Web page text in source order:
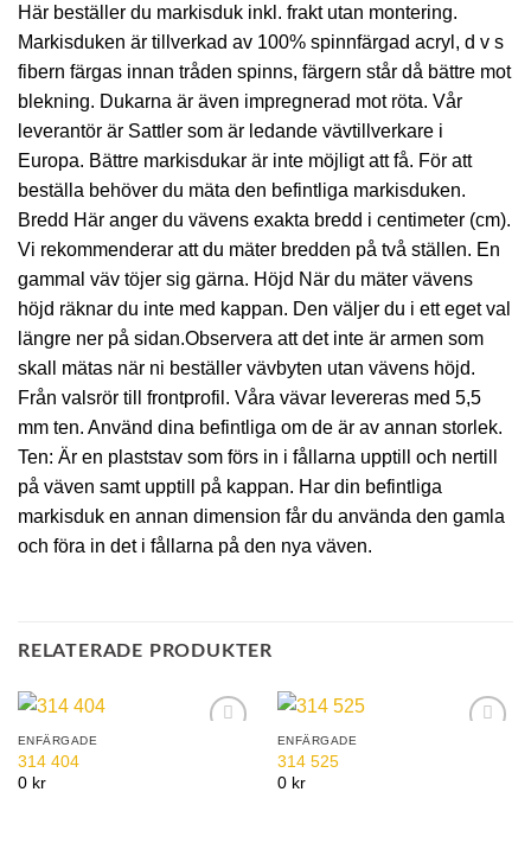
Här beställer du markisduk inkl. frakt utan montering.
Markisduken är tillverkad av 100% spinnfärgad acryl, d v s
fibern färgas innan tråden spinns, färgern står då bättre mot
blekning. Dukarna är även impregnerad mot röta. Vår
leverantör är Sattler som är ledande vävtillverkare i
Europa. Bättre markisdukar är inte möjligt att få. För att
beställa behöver du mäta den befintliga markisduken.
Bredd Här anger du vävens exakta bredd i centimeter (cm).
Vi rekommenderar att du mäter bredden på två ställen. En
gammal väv töjer sig gärna. Höjd När du mäter vävens
höjd räknar du inte med kappan. Den väljer du i ett eget val
längre ner på sidan.Observera att det inte är armen som
skall mätas när ni beställer vävbyten utan vävens höjd.
Från valsrör till frontprofil. Våra vävar levereras med 5,5
mm ten. Använd dina befintliga om de är av annan storlek.
Ten: Är en plaststav som förs in i fållarna upptill och nertill
på väven samt upptill på kappan. Har din befintliga
markisduk en annan dimension får du använda den gamla
och föra in det i fållarna på den nya väven.
RELATERADE PRODUKTER
ENFÄRGADE
314 404
0 kr
ENFÄRGADE
314 525
0 kr